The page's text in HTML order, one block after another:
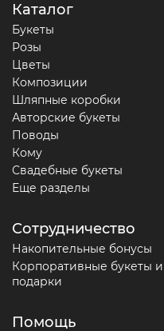
Каталог
Букеты
Розы
Цветы
Композиции
Шляпные коробки
Авторские букеты
Поводы
Кому
Свадебные букеты
Еще разделы
Сотрудничество
Накопительные бонусы
Корпоративные букеты и
подарки
Помощь